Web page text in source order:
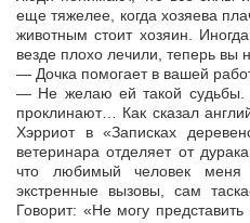
еще тяжелее, когда хозяева
животным стоит хозяин.
везде плохо лечили, теперь вы
— Дочка помогает в вашей
— Не желаю ей такой судьбы.
проклинают… Как сказал
Хэрриот в «Записках
ветеринара отделяет от
что любимый человек
экстренные вызовы, сам
Говорит: «Не могу